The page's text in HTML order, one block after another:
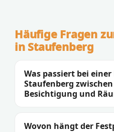
Häufige Fragen
in Staufenberg
Was passiert bei
Staufenberg
Besichtigung und
Wovon hängt der